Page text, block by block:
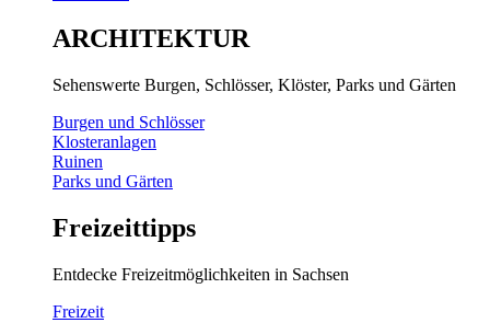
ARCHITEKTUR
Sehenswerte Burgen, Schlösser, Klöster, Parks und Gärten
Burgen und Schlösser
Klosteranlagen
Ruinen
Parks und Gärten
Freizeittipps
Entdecke Freizeitmöglichkeiten in Sachsen
Freizeit